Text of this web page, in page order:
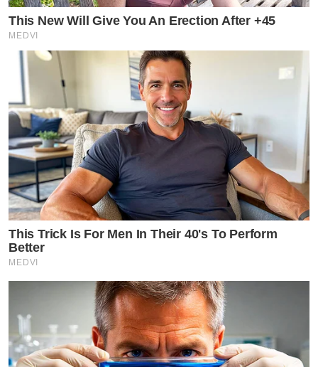
This New Will Give You An Erection After +45
MEDVI
This Trick Is For Men In Their 40's To Perform
Better
MEDVI